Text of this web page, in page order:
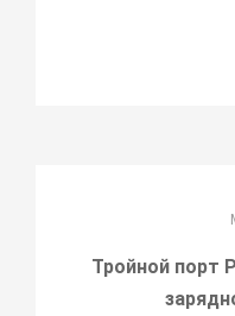
Тройной порт